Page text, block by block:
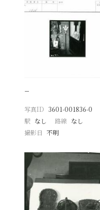
−
写真ID 3601-001836-0
駅 なし 路線 なし
撮影日
不明